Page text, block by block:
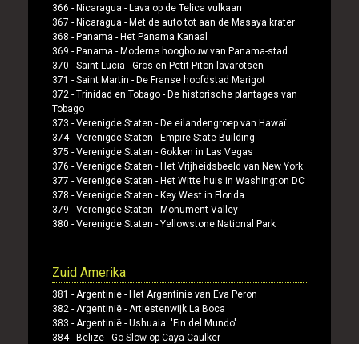
366 - Nicaragua - Lava op de Telica vulkaan
367 - Nicaragua - Met de auto tot aan de Masaya krater
368 - Panama - Het Panama Kanaal
369 - Panama - Moderne hoogbouw van Panama-stad
370 - Saint Lucia - Gros en Petit Piton lavarotsen
371 - Saint Martin - De Franse hoofdstad Marigot
372 - Trinidad en Tobago - De historische plantages van
Tobago
373 - Verenigde Staten - De eilandengroep van Hawaï
374 - Verenigde Staten - Empire State Building
375 - Verenigde Staten - Gokken in Las Vegas
376 - Verenigde Staten - Het Vrijheidsbeeld van New York
377 - Verenigde Staten - Het Witte huis in Washington DC
378 - Verenigde Staten - Key West in Florida
379 - Verenigde Staten - Monument Valley
380 - Verenigde Staten - Yellowstone National Park
Zuid Amerika
381 - Argentinie - Het Argentinie van Eva Peron
382 - Argentinië - Artiestenwijk La Boca
383 - Argentinië - Ushuaia: 'Fin del Mundo'
384 - Belize - Go Slow op Caya Caulker